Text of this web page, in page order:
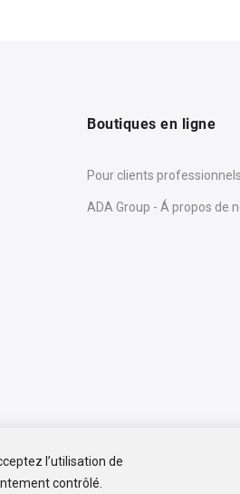
Boutiques en ligne
Pour clients professionnels
ADA Group - Á propos de
l’utilisation de
contrôlé.